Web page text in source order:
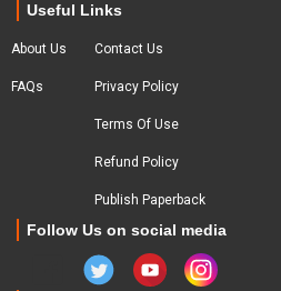
Useful Links
About Us
FAQs
Contact Us
Privacy Policy
Terms Of Use
Refund Policy
Publish Paperback
Follow Us on social media